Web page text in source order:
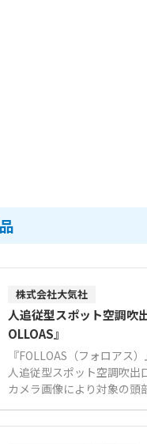
株式会社大気社
人追従型スポット空調吹
OLLOAS』
『FOLLOAS（フォロアス）
人追従型スポット空調吹出
カメラ画像により対象の頭
認識し、2つのモーターで
追従させます。 作業者がい